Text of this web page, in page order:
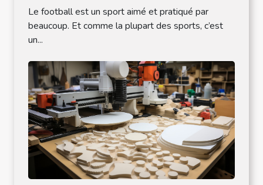
Le football est un sport aimé et pratiqué par
beaucoup. Et comme la plupart des sports, c’est
un...